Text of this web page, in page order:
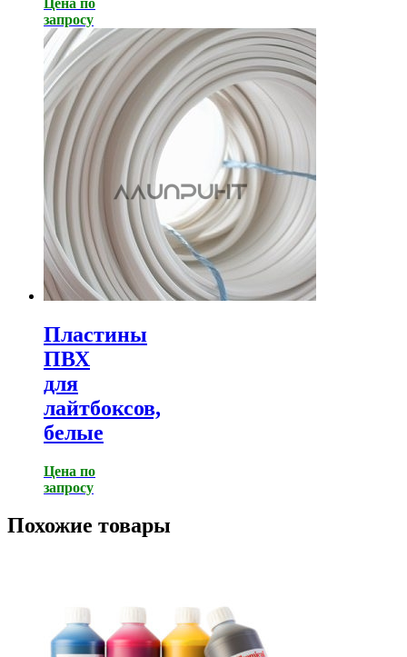
запросу
Пластины
ПВХ
для
лайтбоксов,
белые
Цена по
запросу
Похожие товары